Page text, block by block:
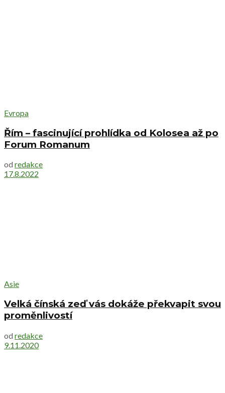
Evropa
Řím – fascinující prohlídka od Kolosea až po
Forum Romanum
od redakce
17.8.2022
Asie
Velká čínská zeď vás dokáže překvapit svou
proměnlivostí
od redakce
9.11.2020